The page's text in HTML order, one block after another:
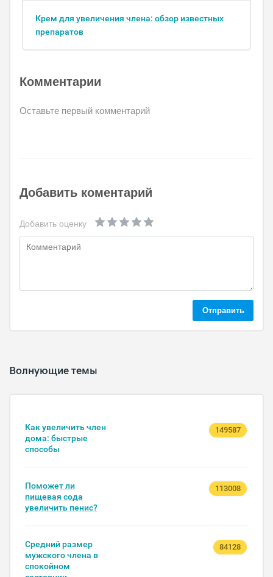
Крем для увеличения члена: обзор известных
препаратов
Комментарии
Оставьте первый комментарий
Добавить коментарий
Добавить оценку
Отправить
Волнующие темы
Как увеличить член
дома: быстрые
способы
149587
Поможет ли
пищевая сода
увеличить пенис?
113008
Средний размер
мужского члена в
спокойном
84128